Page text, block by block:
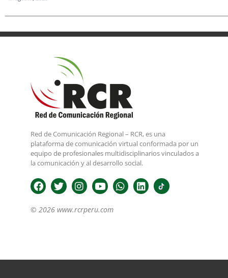
Red de Comunicación Regional – RCR, es una
plataforma de comunicación virtual conformada por un
equipo de profesionales multidisciplinarios vinculados a
la comunicación y al desarrollo social.
© 2026 www.rcrperu.com